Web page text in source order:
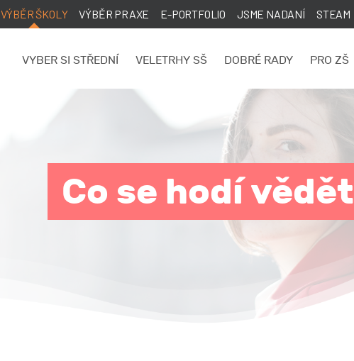
VÝBĚR ŠKOLY VÝBĚR PRAXE E-PORTFOLIO JSME NADANÍ STEAM
VYBER SI STŘEDNÍ VELETRHY SŠ DOBRÉ RADY PRO ZŠ
Co se hodí vědět